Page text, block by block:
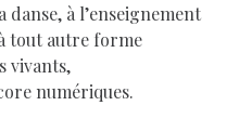
danse, à l’enseignement
tout autre forme
vivants,
numériques.